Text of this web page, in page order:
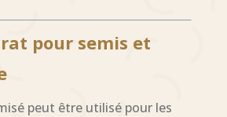
pour semis et
peut être utilisé pour les